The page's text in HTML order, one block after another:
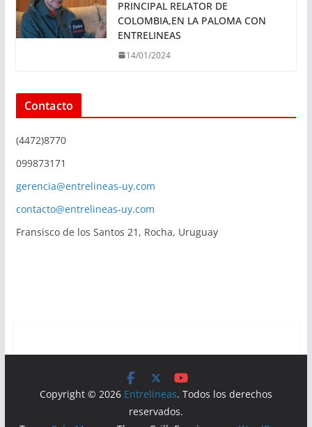
PRINCIPAL RELATOR DE
COLOMBIA,EN LA PALOMA CON
ENTRELINEAS
14/01/2024
Contacto
(4472)8770
099873171
gerencia@entrelineas-uy.com
contacto@entrelineas-uy.com
Fransisco de los Santos 21, Rocha, Uruguay
Copyright © 2026 Entrelíneas. Todos los derechos
reservados.